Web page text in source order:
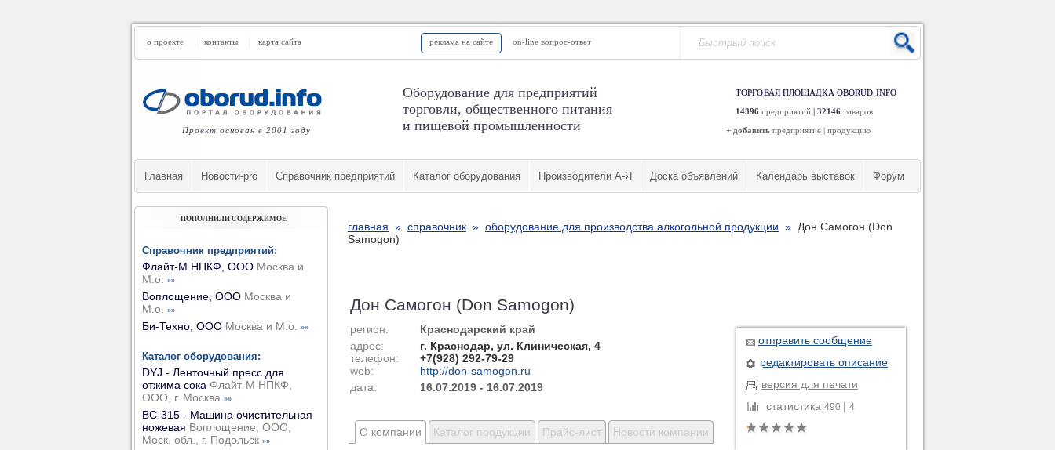
о проекте контакты карта сайта реклама на сайте on-line вопрос-ответ
Проект основан в 2001 году
Оборудование для предприятий
торговли, общественного питания
и пищевой промышленности
ТОРГОВАЯ ПЛОЩАДКА OBORUD.INFO
14396 предприятий | 32146 товаров
+ добавить предприятие | продукцию
Главная Новости-pro Cправочник предприятий Каталог оборудования Производители А-Я Доска объявлений Календарь выставок Форум
главная » справочник » оборудование для производства алкогольной продукции » Дон Самогон (Don
Samogon)
Дон Самогон (Don Samogon)
регион:
Краснодарский край
адрес:
г. Краснодар, ул. Клиническая, 4
телефон:
+7(928) 292-79-29
web:
http://don-samogon.ru
дата:
16.07.2019 - 16.07.2019
О компании Каталог продукции Прайс-лист Новости компании
отправить сообщение
редактировать описание
версия для печати
статистика 490 | 4
ПОПОЛНИЛИ СОДЕРЖИМОЕ
Справочник предприятий:
Флайт-М НПКФ, ООО Москва и
М.о.
»»
Воплощение, ООО Москва и
М.о.
»»
Би-Техно, ООО Москва и М.о. »»
Каталог оборудования:
DYJ - Ленточный пресс для
отжима сока Флайт-М НПКФ,
ООО, г. Москва »»
ВС-315 - Машина очистительная
ножевая Воплощение, ООО,
Моск. обл., г. Подольск »»